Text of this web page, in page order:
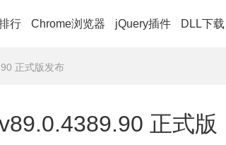
行 Chrome浏览器 jQuery插件 DLL下载
正式版发布
正式版